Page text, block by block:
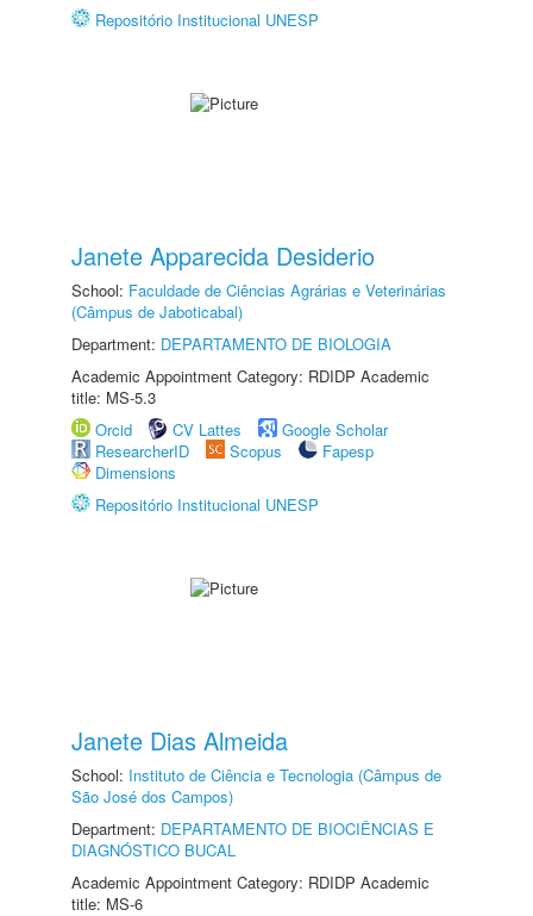
Repositório Institucional UNESP
Janete Apparecida Desiderio
School: Faculdade de Ciências Agrárias e Veterinárias
(Câmpus de Jaboticabal)
Department: DEPARTAMENTO DE BIOLOGIA
Academic Appointment Category: RDIDP Academic
title: MS-5.3
Orcid
CV Lattes
Google Scholar
ResearcherID
Scopus
Fapesp
Dimensions
Repositório Institucional UNESP
Janete Dias Almeida
School: Instituto de Ciência e Tecnologia (Câmpus de
São José dos Campos)
Department: DEPARTAMENTO DE BIOCIÊNCIAS E
DIAGNÓSTICO BUCAL
Academic Appointment Category: RDIDP Academic
title: MS-6